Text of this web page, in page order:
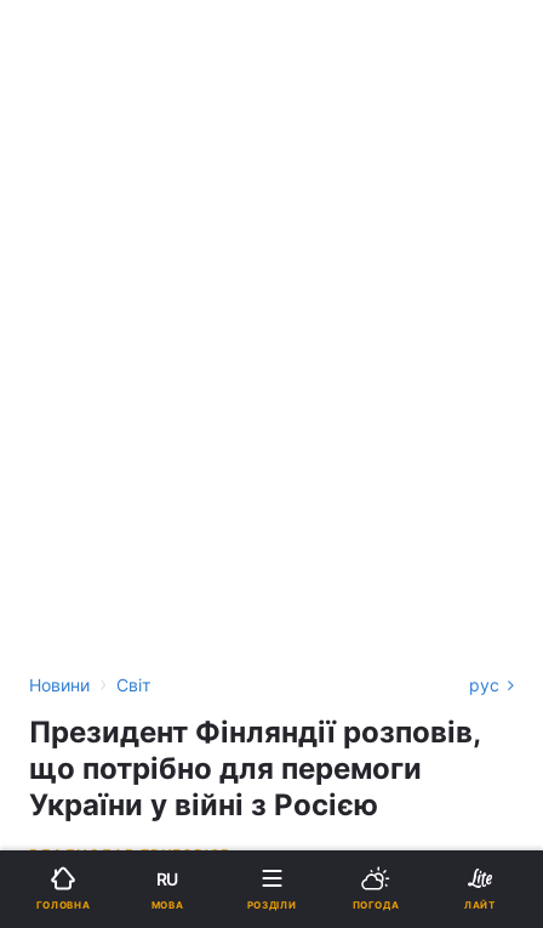
Новини › Світ рус
Президент Фінляндії розповів,
що потрібно для перемоги
України у війні з Росією
ВЛАДИСЛАВ ГРИГОР'ЄВ
13:01, 23.01.25 3095
ГОЛОВНА
RU
МОВА РОЗДІЛИ ПОГОДА ЛАЙТ